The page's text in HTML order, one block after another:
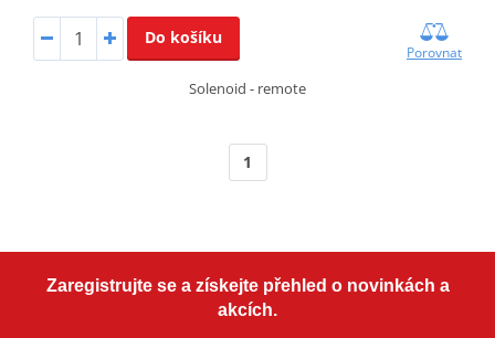
Do košíku
Porovnat
Solenoid - remote
1
Zaregistrujte se a získejte přehled o novinkách a
akcích.